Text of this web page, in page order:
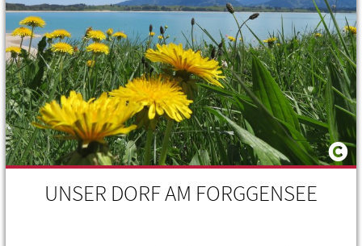
UNSER DORF AM FORGGENSEE